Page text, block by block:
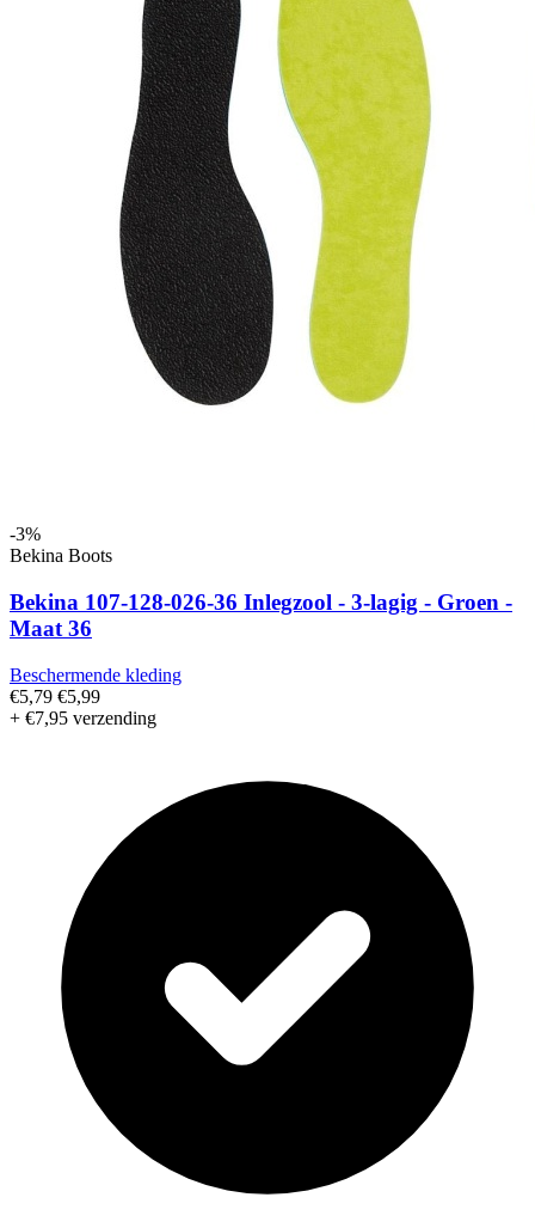
-3%
Bekina Boots
Bekina 107-128-026-36 Inlegzool - 3-lagig - Groen -
Maat 36
Beschermende kleding
€5,79 €5,99
+ €7,95 verzending